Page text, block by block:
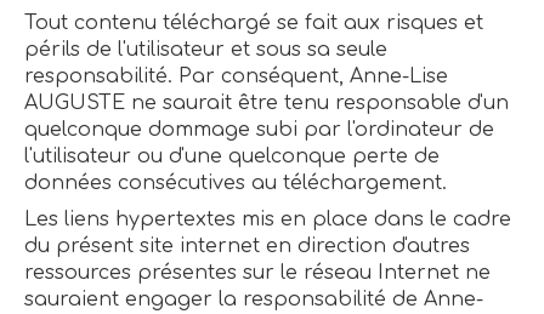
Tout contenu téléchargé se fait aux risques et
périls de l'utilisateur et sous sa seule
responsabilité. Par conséquent, Anne-Lise
AUGUSTE ne saurait être tenu responsable d'un
quelconque dommage subi par l'ordinateur de
l'utilisateur ou d'une quelconque perte de
données consécutives au téléchargement.
Les liens hypertextes mis en place dans le cadre
du présent site internet en direction d'autres
ressources présentes sur le réseau Internet ne
sauraient engager la responsabilité de Anne-